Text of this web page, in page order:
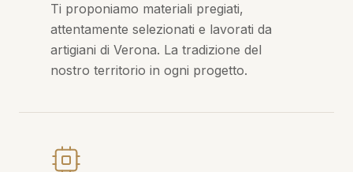
Ti proponiamo materiali pregiati,
attentamente selezionati e lavorati da
artigiani di Verona. La tradizione del
nostro territorio in ogni progetto.